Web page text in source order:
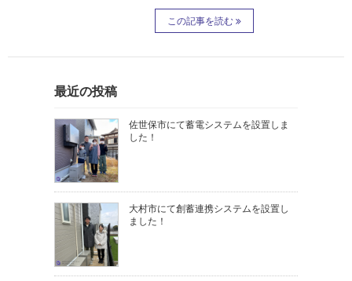
この記事を読む
最近の投稿
佐世保市にて蓄電システムを設置しま
した！
大村市にて創蓄連携システムを設置し
ました！